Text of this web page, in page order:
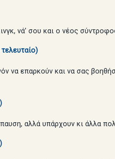
νά’ σου και ο νέος
να επαρκούν και να σας
αλλά υπάρχουν κι άλλα